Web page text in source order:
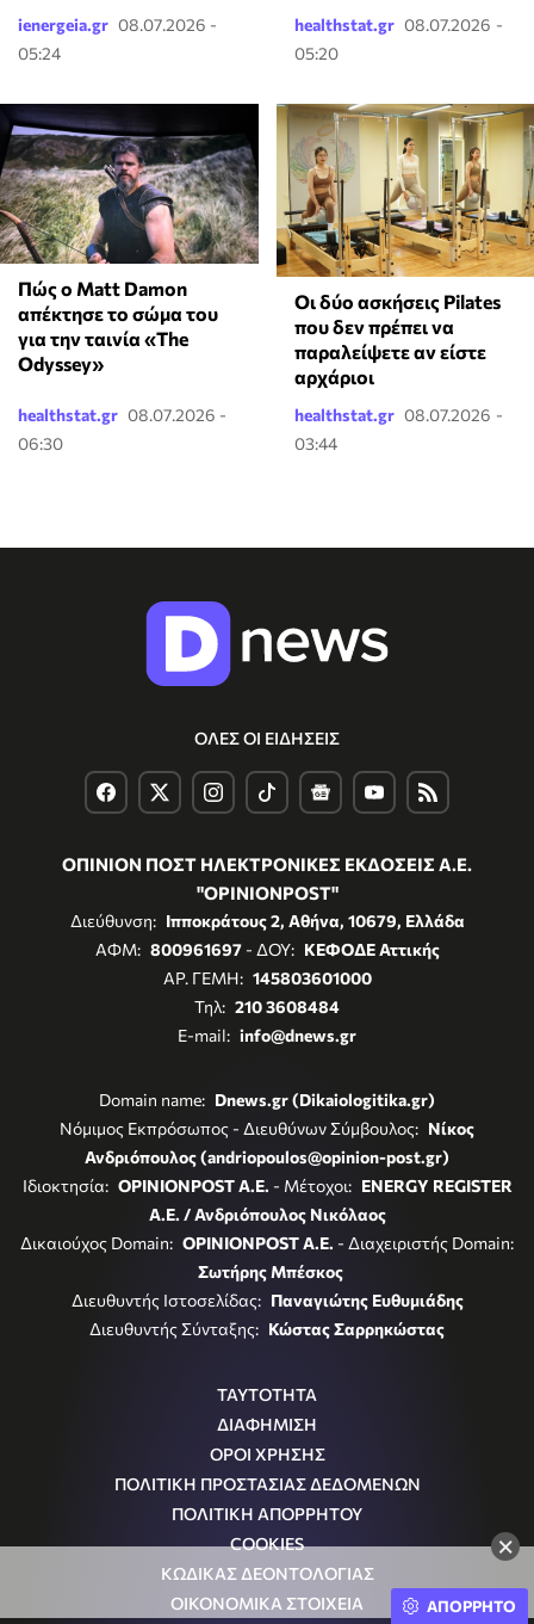
×
ienergeia.gr 08.07.2026 -
05:24
healthstat.gr 08.07.2026 -
05:20
Πώς ο Matt Damon
απέκτησε το σώμα του
για την ταινία «The
Odyssey»
healthstat.gr 08.07.2026 -
06:30
Οι δύο ασκήσεις Pilates
που δεν πρέπει να
παραλείψετε αν είστε
αρχάριοι
healthstat.gr 08.07.2026 -
03:44
ΟΛΕΣ ΟΙ ΕΙΔΗΣΕΙΣ
ΟΠΙΝΙΟΝ ΠΟΣΤ ΗΛΕΚΤΡΟΝΙΚΕΣ ΕΚΔΟΣΕΙΣ Α.Ε.
"OPINIONPOST"
Διεύθυνση: Ιπποκράτους 2, Αθήνα, 10679, Ελλάδα
ΑΦΜ: 800961697- ΔΟΥ: ΚΕΦΟΔΕ Αττικής
ΑΡ. ΓΕΜΗ: 145803601000
Τηλ: 210 3608484
E-mail: info@dnews.gr
Domain name: Dnews.gr (Dikaiologitika.gr)
Νόμιμος Εκπρόσωπος - Διευθύνων Σύμβουλος: Νίκος
Ανδριόπουλος (andriopoulos@opinion-post.gr)
Ιδιοκτησία: OPINIONPOST A.E. - Μέτοχοι: ENERGY REGISTER
Α.Ε. / Ανδριόπουλος Νικόλαος
Δικαιούχος Domain: OPINIONPOST A.E. - Διαχειριστής Domain:
Σωτήρης Μπέσκος
Διευθυντής Ιστοσελίδας: Παναγιώτης Ευθυμιάδης
Διευθυντής Σύνταξης: Κώστας Σαρρηκώστας
ΤΑΥΤΟΤΗΤΑ
ΔΙΑΦΗΜΙΣΗ
ΟΡΟΙ ΧΡΗΣΗΣ
ΠΟΛΙΤΙΚΗ ΠΡΟΣΤΑΣΙΑΣ ΔΕΔΟΜΕΝΩΝ
ΠΟΛΙΤΙΚΗ ΑΠΟΡΡΗΤΟΥ
COOKIES
ΚΩΔΙΚΑΣ ΔΕΟΝΤΟΛΟΓΙΑΣ
ΟΙΚΟΝΟΜΙΚΑ ΣΤΟΙΧΕΙΑ
ΑΠΟΡΡΗΤΟ